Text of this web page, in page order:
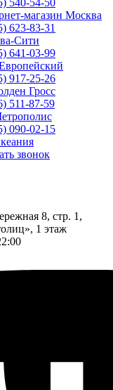
540-54-50
магазин Москва
623-83-31
Сити
641-03-99
917-25-26
Гросс
511-87-59
090-02-15
звонок
8, стр. 1,
1 этаж